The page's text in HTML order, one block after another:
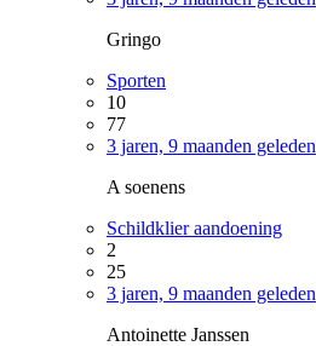
Gringo
Sporten
10
77
3 jaren, 9 maanden geleden
A soenens
Schildklier aandoening
2
25
3 jaren, 9 maanden geleden
Antoinette Janssen